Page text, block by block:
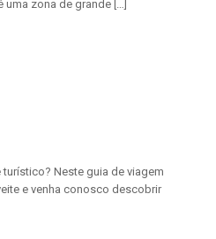
zona de grande […]
Neste guia de viagem
e venha conosco descobrir